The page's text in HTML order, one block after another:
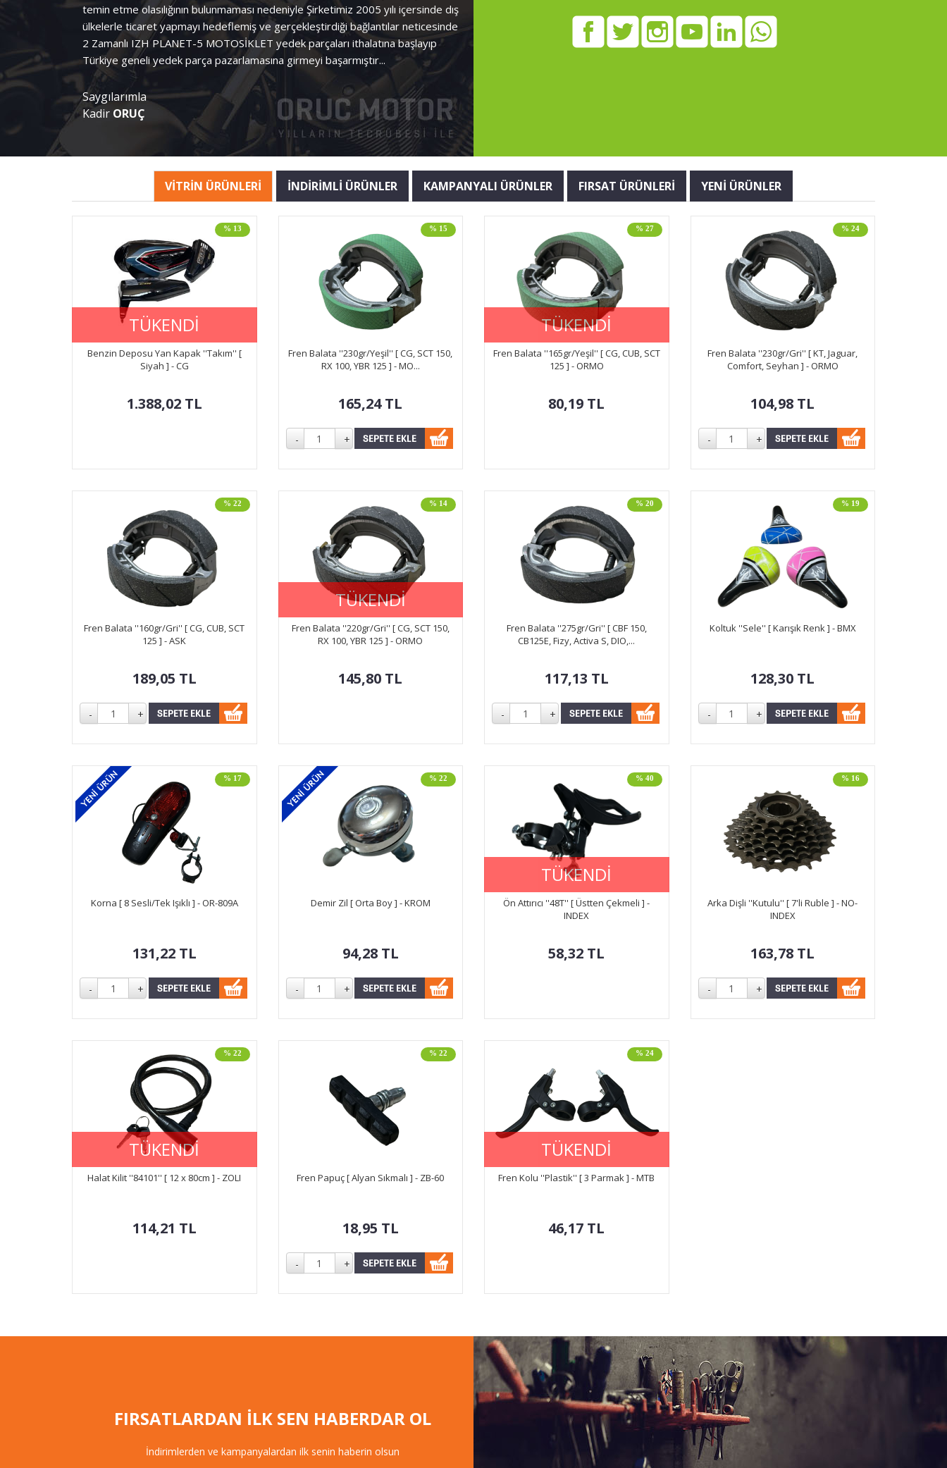
temin etme olasılığının bulunmaması nedeniyle Şirketimiz 2005 yılı içersinde dış
ülkelerle ticaret yapmayı hedeflemiş ve gerçekleştirdiği bağlantılar neticesinde
2 Zamanlı IZH PLANET-5 MOTOSİKLET yedek parçaları ithalatına başlayıp
Türkiye geneli yedek parça pazarlamasına girmeyi başarmıştır...
Saygılarımla
Kadir ORUÇ
VİTRİN ÜRÜNLERİ İNDİRİMLİ ÜRÜNLER KAMPANYALI ÜRÜNLER FIRSAT ÜRÜNLERİ YENİ ÜRÜNLER
% 13
TÜKENDİ
Benzin Deposu Yan Kapak ''Takım'' [
Siyah ] - CG
1.388,02 TL
% 15
Fren Balata ''230gr/Yeşil'' [ CG, SCT 150,
RX 100, YBR 125 ] - MO...
165,24TL
% 27
TÜKENDİ
Fren Balata ''165gr/Yeşil'' [ CG, CUB, SCT
125 ] - ORMO
80,19 TL
% 24
Fren Balata ''230gr/Gri'' [ KT, Jaguar,
Comfort, Seyhan ] - ORMO
104,98 TL
% 22
Fren Balata ''160gr/Gri'' [ CG, CUB, SCT
125 ] - ASK
189,05 TL
% 14
TÜKENDİ
Fren Balata ''220gr/Gri'' [ CG, SCT 150,
RX 100, YBR 125 ] - ORMO
145,80 TL
% 20
Fren Balata ''275gr/Gri'' [ CBF 150,
CB125E, Fizy, Activa S, DIO,...
117,13 TL
% 19
Koltuk ''Sele'' [ Karışık Renk ] - BMX
128,30 TL
% 17
Korna [ 8 Sesli/Tek Işıklı ] - OR-809A
131,22 TL
% 22
Demir Zil [ Orta Boy ] - KROM
94,28 TL
% 40
TÜKENDİ
Ön Attırıcı ''48T'' [ Üstten Çekmeli ] -
INDEX
58,32 TL
% 16
Arka Dişli ''Kutulu'' [ 7'li Ruble ] - NO-
INDEX
163,78 TL
% 22
TÜKENDİ
Halat Kilit ''84101'' [ 12 x 80cm ] - ZOLI
114,21 TL
% 22
Fren Papuç [ Alyan Sıkmalı ] - ZB-60
18,95 TL
% 24
TÜKENDİ
Fren Kolu ''Plastik'' [ 3 Parmak ] - MTB
46,17 TL
FIRSATLARDAN İLK SEN HABERDAR OL
İndirimlerden ve kampanyalardan ilk senin haberin olsun